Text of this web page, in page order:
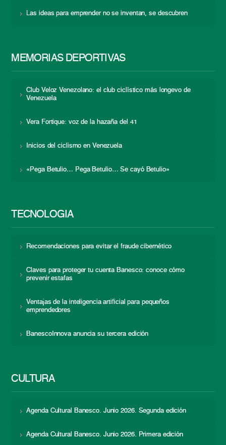
Las ideas para emprender no se inventan, se descubren
MEMORIAS DEPORTIVAS
Club Veloz Venezolano: el club ciclístico más longevo de
Venezuela
Vera Fortique: voz de la hazaña del 41
Inicios del ciclismo en Venezuela
«Pega Betulio… Pega Betulio… Se cayó Betulio»
TECNOLOGÍA
Recomendaciones para evitar el fraude cibernético
Claves para proteger tu cuenta Banesco: conoce cómo
prevenir estafas
Ventajas de la inteligencia artificial para pequeños
emprendedores
BanescoInnova anuncia su tercera edición
CULTURA
Agenda Cultural Banesco. Junio 2026. Segunda edición
Agenda Cultural Banesco. Junio 2026. Primera edición